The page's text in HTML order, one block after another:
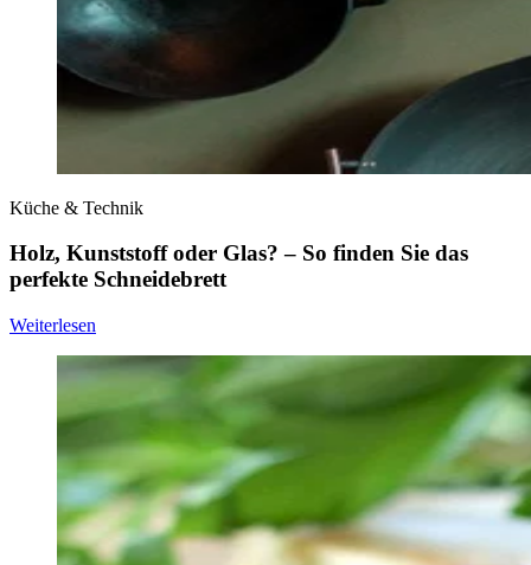
Küche & Technik
Holz, Kunststoff oder Glas? – So finden Sie das
perfekte Schneidebrett
Weiterlesen